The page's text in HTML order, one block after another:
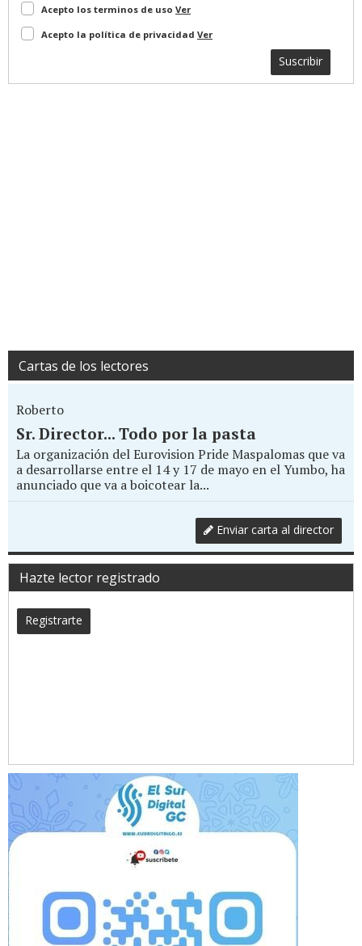
Acepto los terminos de uso Ver
Acepto la política de privacidad Ver
Suscribir
Cartas de los lectores
Roberto
Sr. Director... Todo por la pasta
La organización del Eurovision Pride Maspalomas que va
a desarrollarse entre el 14 y 17 de mayo en el Yumbo, ha
anunciado que va a boicotear la...
Enviar carta al director
Hazte lector registrado
Registrarte